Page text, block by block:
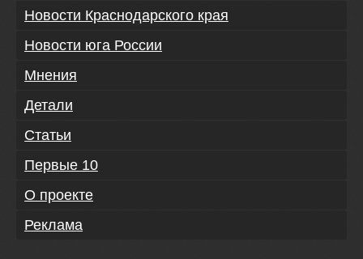
Новости Краснодарского края
Новости юга России
Мнения
Детали
Статьи
Первые 10
О проекте
Реклама